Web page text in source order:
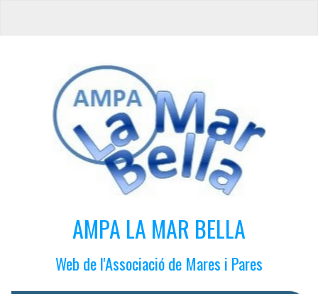
AMPA LA MAR BELLA
Web de l'Associació de Mares i Pares